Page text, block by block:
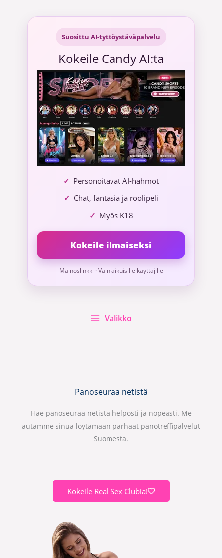
sisältöön
Suosittu AI-tyttöystäväpalvelu
Kokeile Candy AI:ta
Personoitavat AI-hahmot
Chat, fantasia ja roolipeli
Myös K18
Kokeile ilmaiseksi
Mainoslinkki · Vain aikuisille käyttäjille
Valikko
Panoseuraa netistä
Hae panoseuraa netistä helposti ja nopeasti. Me
autamme sinua löytämään parhaat panotreffipalvelut
Suomesta.
Kokeile Real Sex Clubia!